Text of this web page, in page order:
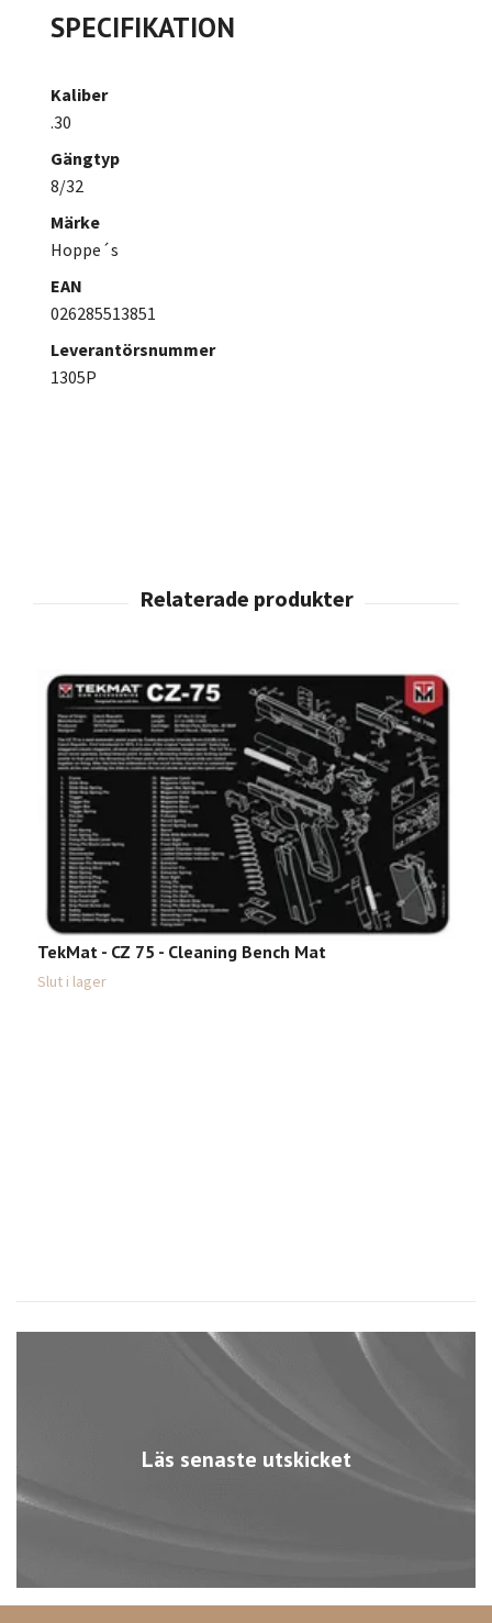
Läs senaste utskicket
SPECIFIKATION
Kaliber
.30
Gängtyp
8/32
Märke
Hoppe´s
EAN
026285513851
Leverantörsnummer
1305P
TekMat - CZ 75 - Cleaning Bench Mat
Slut i lager